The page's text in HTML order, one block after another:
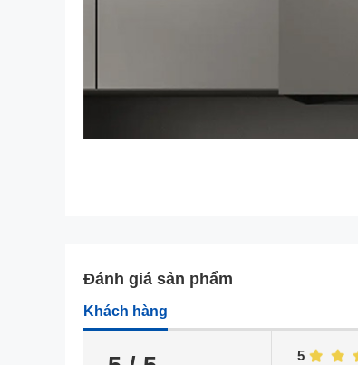
Đánh giá sản phẩm
Khách hàng
5